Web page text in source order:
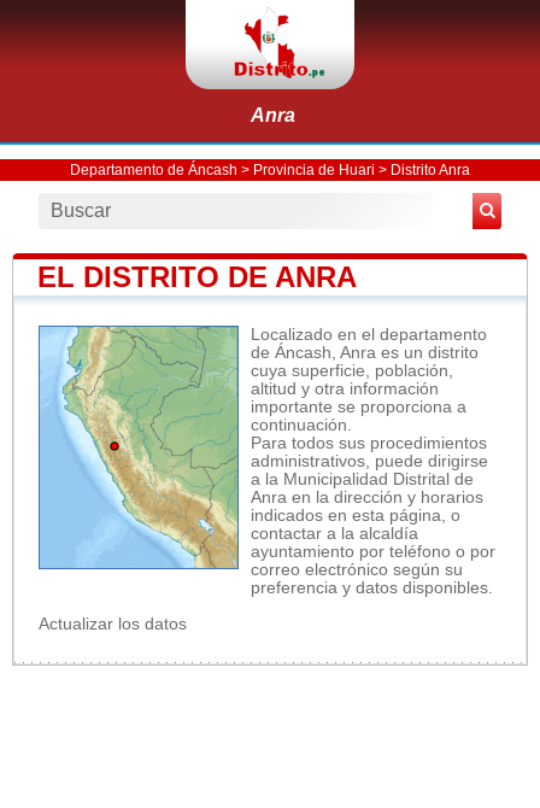
Anra
Departamento de Áncash > Provincia de Huari > Distrito Anra
EL DISTRITO DE ANRA
Localizado en el departamento
de Áncash, Anra es un distrito
cuya superficie, población,
altitud y otra información
importante se proporciona a
continuación.
Para todos sus procedimientos
administrativos, puede dirigirse
a la Municipalidad Distrital de
Anra en la dirección y horarios
indicados en esta página, o
contactar a la alcaldía
ayuntamiento por teléfono o por
correo electrónico según su
preferencia y datos disponibles.
Actualizar los datos